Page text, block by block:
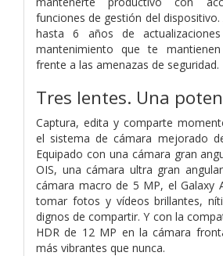
funciones de gestión del
hasta 6 años de
mantenimiento que te
frente a las amenazas de seguridad.
Tres lentes. Una
Captura, edita y comparte
el sistema de cámara mejorado
Equipado con una cámara gran
OIS, una cámara ultra gran
cámara macro de 5 MP, el Galaxy
tomar fotos y vídeos brillantes,
dignos de compartir. Y con la
HDR de 12 MP en la cámara
más vibrantes que nunca.